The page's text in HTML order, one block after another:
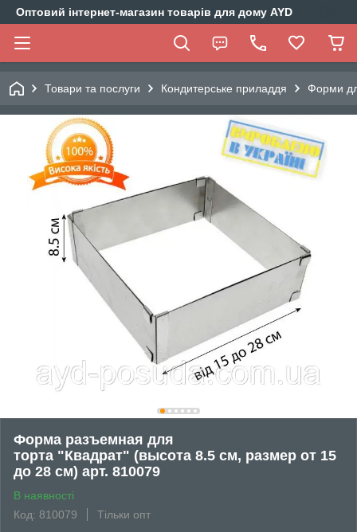
Оптовий інтернет-магазин товарів для дому AYD
Товари та послуги Кондитерське приладдя Форми
Форма разъемная для
торта "Квадрат" (высота 8.5 см, размер от 15
до 28 см) арт. 810079
В наявності
Код: 810079
Тільки опт